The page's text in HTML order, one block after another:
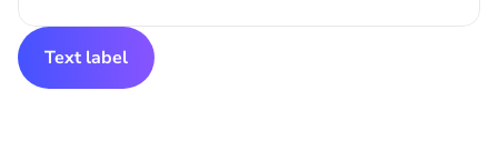
Text label